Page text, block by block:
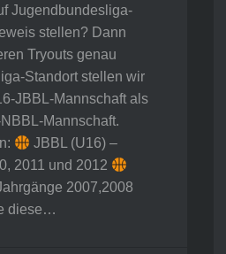
Jugendbundesliga-
stellen? Dann
Tryouts genau
Standort stellen wir
JBBL-Mannschaft als
Mannschaft.
JBBL (U16) –
2011 und 2012
2007,2008
diese…